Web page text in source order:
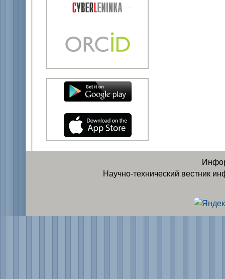
Научно-технический вестник